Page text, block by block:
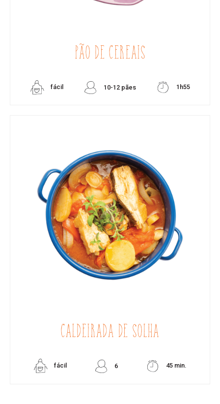
PÃO DE CEREAIS
fácil 10-12 pães 1h55
CALDEIRADA DE SOLHA
fácil 6 45 min.